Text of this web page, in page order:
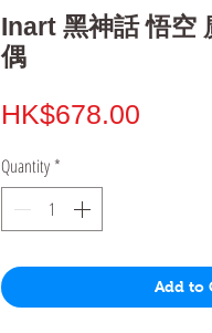
Inart 黑神話 悟空
偶
HK$678.00
Quantity *
Add to